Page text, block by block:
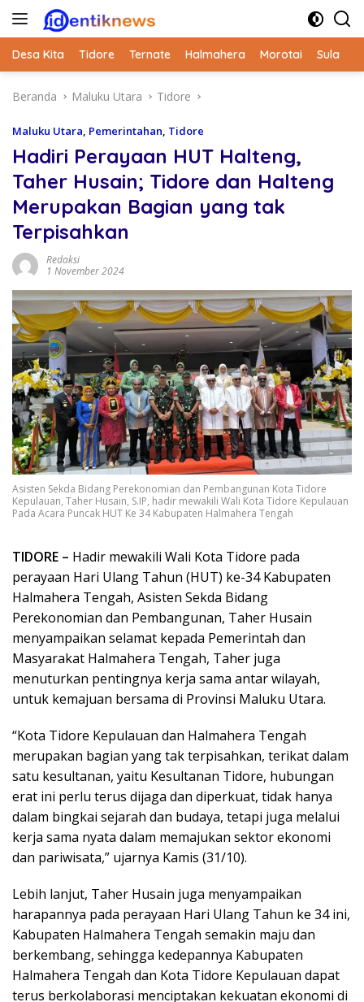
Langsung
Desa Kita Tidore Ternate Halmahera Morotai Sula
Beranda Maluku Utara Tidore
Maluku Utara, Pemerintahan, Tidore
Hadiri Perayaan HUT Halteng,
Taher Husain; Tidore dan Halteng
Merupakan Bagian yang tak
Terpisahkan
Redaksi
1 November 2024
Asisten Sekda Bidang Perekonomian dan Pembangunan Kota Tidore
Kepulauan, Taher Husain, S.IP, hadir mewakili Wali Kota Tidore Kepulauan
Pada Acara Puncak HUT Ke 34 Kabupaten Halmahera Tengah
TIDORE – Hadir mewakili Wali Kota Tidore pada
perayaan Hari Ulang Tahun (HUT) ke-34 Kabupaten
Halmahera Tengah, Asisten Sekda Bidang
Perekonomian dan Pembangunan, Taher Husain
menyampaikan selamat kepada Pemerintah dan
Masyarakat Halmahera Tengah, Taher juga
menuturkan pentingnya kerja sama antar wilayah,
untuk kemajuan bersama di Provinsi Maluku Utara.
“Kota Tidore Kepulauan dan Halmahera Tengah
merupakan bagian yang tak terpisahkan, terikat dalam
satu kesultanan, yaitu Kesultanan Tidore, hubungan
erat ini perlu terus dijaga dan diperkuat, tidak hanya
dalam bingkai sejarah dan budaya, tetapi juga melalui
kerja sama nyata dalam memajukan sektor ekonomi
dan pariwisata,” ujarnya Kamis (31/10).
Lebih lanjut, Taher Husain juga menyampaikan
harapannya pada perayaan Hari Ulang Tahun ke 34 ini,
Kabupaten Halmahera Tengah semakin maju dan
berkembang, sehingga kedepannya Kabupaten
Halmahera Tengah dan Kota Tidore Kepulauan dapat
terus berkolaborasi menciptakan kekuatan ekonomi di